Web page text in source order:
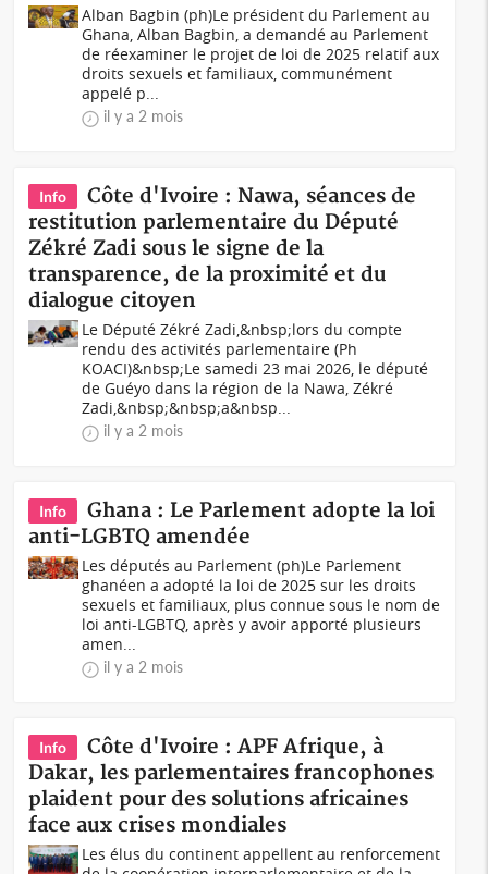
Alban Bagbin (ph)Le président du Parlement au
Ghana, Alban Bagbin, a demandé au Parlement
de réexaminer le projet de loi de 2025 relatif aux
droits sexuels et familiaux, communément
appelé p...
il y a 2 mois
Info
Côte d'Ivoire : Nawa, séances de
restitution parlementaire du Député
Zékré Zadi sous le signe de la
transparence, de la proximité et du
dialogue citoyen
Le Député Zékré Zadi,&nbsp;lors du compte
rendu des activités parlementaire (Ph
KOACI)&nbsp;Le samedi 23 mai 2026, le député
de Guéyo dans la région de la Nawa, Zékré
Zadi,&nbsp;&nbsp;a&nbsp...
il y a 2 mois
Info
Ghana : Le Parlement adopte la loi
anti-LGBTQ amendée
Les députés au Parlement (ph)Le Parlement
ghanéen a adopté la loi de 2025 sur les droits
sexuels et familiaux, plus connue sous le nom de
loi anti-LGBTQ, après y avoir apporté plusieurs
amen...
il y a 2 mois
Info
Côte d'Ivoire : APF Afrique, à
Dakar, les parlementaires francophones
plaident pour des solutions africaines
face aux crises mondiales
Les élus du continent appellent au renforcement